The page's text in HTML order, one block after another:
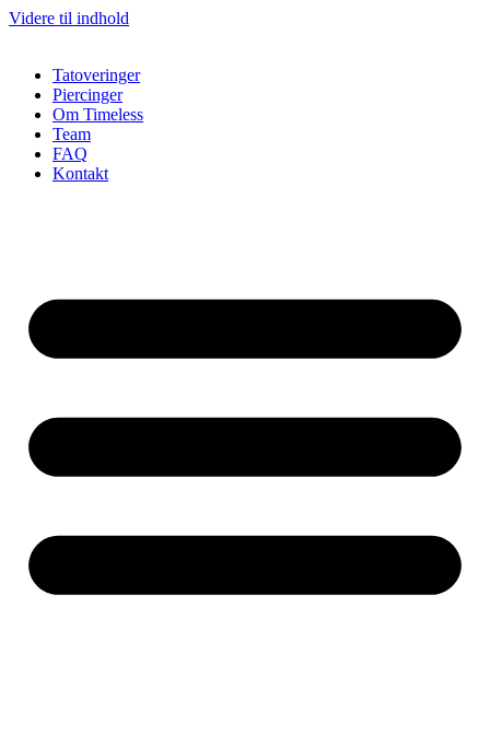
Videre til indhold
Tatoveringer
Piercinger
Om Timeless
Team
FAQ
Kontakt